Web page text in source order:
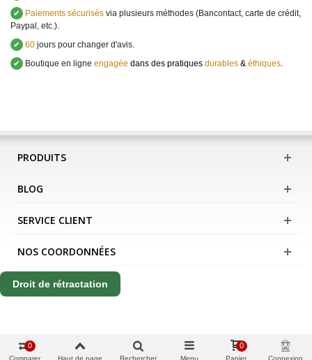
✔
Paiements sécurisés via plusieurs méthodes (Bancontact, carte de crédit,
Paypal, etc.).
✔ 60 jours pour changer d'avis.
✔
Boutique en ligne engagée dans des pratiques durables & éthiques
PRODUITS
BLOG
SERVICE CLIENT
NOS COORDONNÉES
Droit de rétractation
Comparer
0
Haut de page Rechercher Menu Panier
0
Connexion